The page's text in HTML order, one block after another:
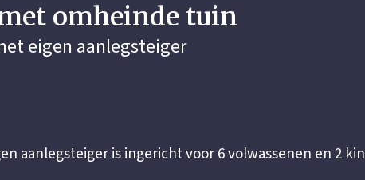
omheinde tuin
eigen aanlegsteiger
aanlegsteiger is ingericht voor 6 volwassenen en 2